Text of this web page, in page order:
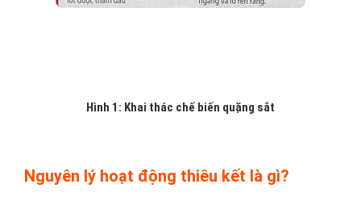
Hình 1: Khai thác chế biến quặng sắt
Nguyên lý hoạt động thiêu kết là gì?